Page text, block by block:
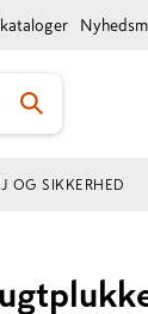
OG SIKKERHED